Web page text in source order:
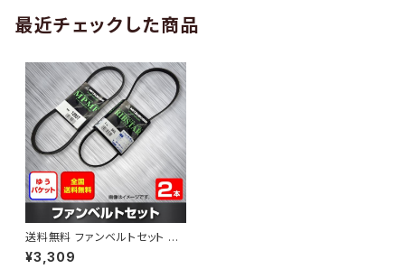
最近チェックした商品
送料無料 ファンベルトセット マ
ツダ ロードスター 型式NB6C
H09.12～H12.06 （国内トップ
¥3,309